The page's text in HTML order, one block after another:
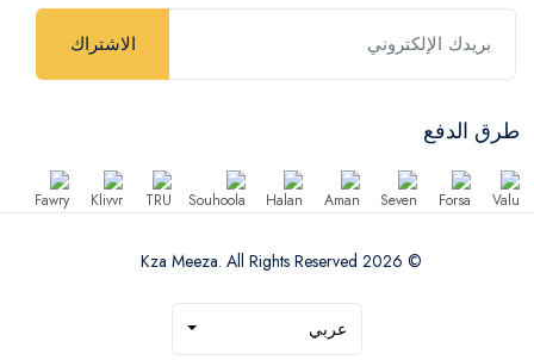
الاشتراك
طرق الدفع
© 2026 Kza Meeza. All Rights Reserved
عربي